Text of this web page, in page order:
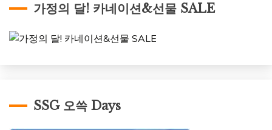
가정의 달! 카네이션&선물 SALE
SSG 오쓱 Days